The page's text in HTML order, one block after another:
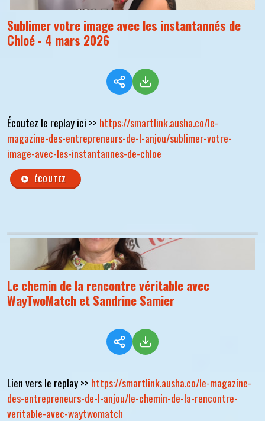
Sublimer votre image avec les instantannés de
Chloé - 4 mars 2026
Écoutez le replay ici >> https://smartlink.ausha.co/le-
magazine-des-entrepreneurs-de-l-anjou/sublimer-votre-
image-avec-les-instantannes-de-chloe
ÉCOUTEZ
Le chemin de la rencontre véritable avec
WayTwoMatch et Sandrine Samier
Lien vers le replay >> https://smartlink.ausha.co/le-magazine-
des-entrepreneurs-de-l-anjou/le-chemin-de-la-rencontre-
veritable-avec-waytwomatch